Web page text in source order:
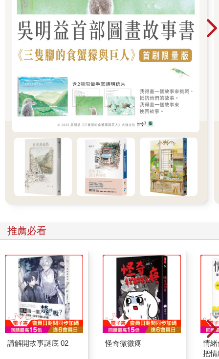
愛德蒙呆呆站在那裡，什麼也沒說。這次他真的是聽得一頭霧
水，完全搞不懂她是什麼意思。
「不管你到底是什麼東西，我至少可以看出你是個白痴，」女王
說，「快回答我，我再問你最後一次，我就要失去耐心了。你是
人類嗎？」
「是的，陛下。」愛德蒙說。
「對不起，陛下，我是穿過衣櫥來的。」
「衣櫥？你這是什麼意思？」
「我—我打開一扇門，結果就發現自己到了這裡，陛下。」愛德
蒙說。
「哈！」女王說，接下來她似乎並不是在對他說話，反倒像是在
自言自語，「一扇門。一扇通往人類世界的門！我聽過這類的
事。這很可能會毀了一切。但他就只有一個人，而且他顯然很好
對付。」她邊說邊從座位上站起來，緊盯著愛德蒙的面龐，雙眼
散發出炙熱的光芒，並舉起了她的魔杖。愛德蒙曉得她就要用非
常恐怖的手段來對付他，但他已嚇得完全無法動彈。然後，就在
他閉目等死時，她突然改變了心意。
「我可憐的孩子呀，」她換上一副截然不同的口吻，「你快要凍
愛德蒙一點也不想要這樣，但他不敢反抗；他踏上雪橇，坐在她
的腳下，而她拉起她的毛皮斗篷蓋在他身上，把他裹得緊緊的。
「要不要喝點熱飲料？」女王說，「想不想喝啊？」
「好啊，那就麻煩妳了，女王陛下。」愛德蒙說，他冷得牙關咯
嗒咯嗒打顫。
女王從懷裡掏出一個似乎是銅製的小瓶子。然後她伸長手臂，朝
雪地裡倒了一滴。愛德蒙看到那滴液體在空中停留了一瞬，看起
來就像鑽石一般晶瑩璀璨。但它一碰到雪，就發出一陣嘶嘶聲，
雪地上隨即出現了一個鑲著寶石的杯子，裡面盛滿了熱氣騰騰的
飲料。矮人立刻拿起酒杯，微笑著鞠了一個躬，將它遞給愛德
蒙；他的笑容讓人感到很不舒服。愛德蒙只啜了一口熱飲料，就
立刻覺得舒服多了。他過去從來沒嚐過這種味道，非常甜，浮滿
推薦必看
請解開故事謎底 02 怪奇微微疼
情
把